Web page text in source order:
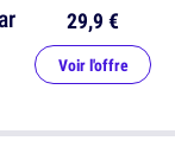
29,9 €
Voir l'offre